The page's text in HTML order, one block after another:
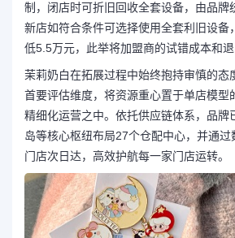
制，闭店时可折旧回收全套设备，由品牌
新店如符合条件可选择使用全套利旧设备
低5.5万元，此举将加盟商的试错成本和退
茉莉奶白在拓展过程中始终抱持审慎的态
首要评估维度，将资源重心置于单店模型
精细化运营之中。依托供应链体系，品牌
岛等核心枢纽布局27个仓配中心，并通
门店次日达，高效护航每一家门店运转。